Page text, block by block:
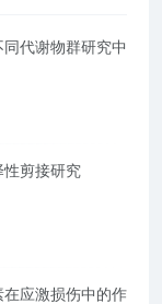
代谢物群研究中
性剪接研究
应激损伤中的作